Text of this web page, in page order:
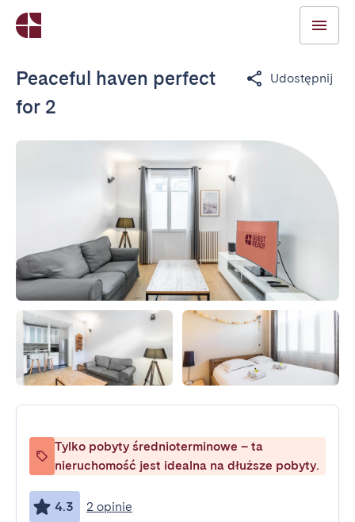
Peaceful haven perfect
for 2
Udostępnij
Tylko pobyty średnioterminowe – ta
nieruchomość jest idealna na dłuższe pobyty.
4.3 2 opinie